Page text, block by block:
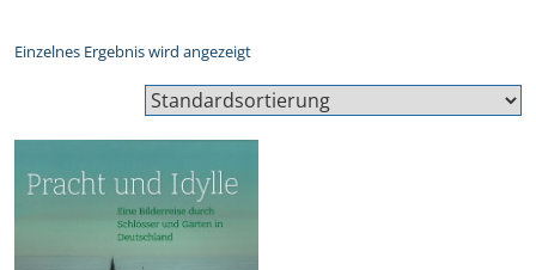
Einzelnes Ergebnis wird angezeigt